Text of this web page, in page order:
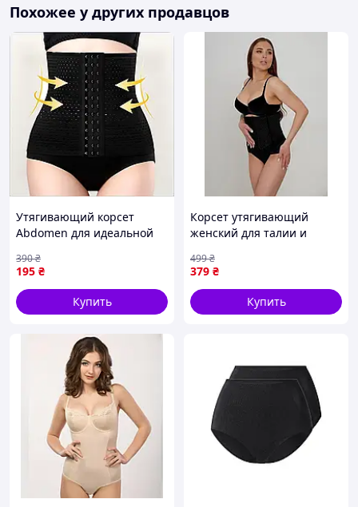
Похожее у других продавцов
Утягивающий корсет
Abdomen для идеальной
похудения в любое время
195 ₴
390₴
Купить
Корсет утягивающий
женский для талии и
корректирующий пояс
бандаж на 6 рядов
крючков
379 ₴
499₴
Купить